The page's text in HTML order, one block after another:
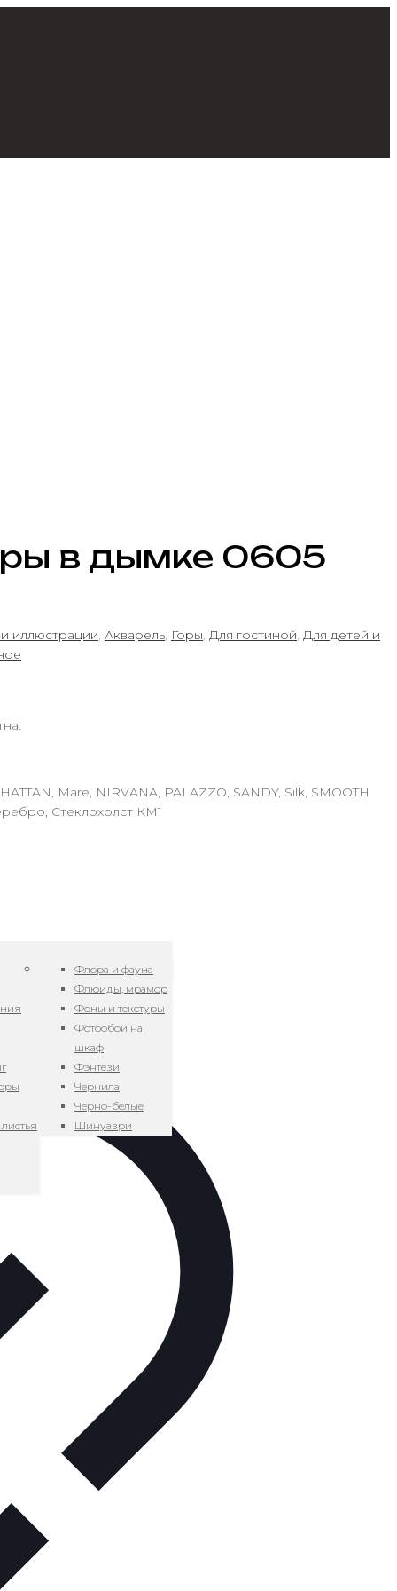
Флора и фауна
Флюиды, мрамор
Фоны и текстуры
Фотообои на
шкаф
Фэнтези
Чернила
Черно-белые
Шинуазри
в дымке 0605
иллюстрации, Акварель, Горы, Для гостиной, Для детей и
Mare, NIRVANA, PALAZZO, SANDY, Silk, SMOOTH
Стеклохолст КМ1